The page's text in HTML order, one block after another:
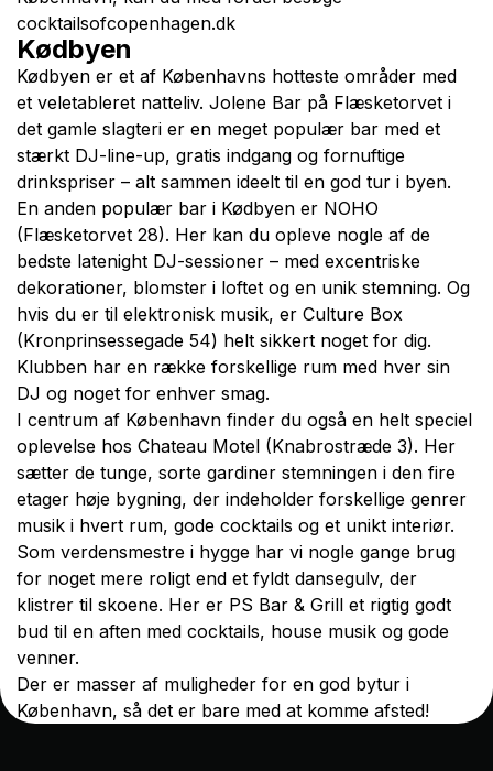
cocktailsofcopenhagen.dk
Kødbyen
Kødbyen er et af Københavns hotteste områder med
et veletableret natteliv. Jolene Bar på Flæsketorvet i
det gamle slagteri er en meget populær bar med et
stærkt DJ-line-up, gratis indgang og fornuftige
drinkspriser – alt sammen ideelt til en god tur i byen.
En anden populær bar i Kødbyen er NOHO
(Flæsketorvet 28). Her kan du opleve nogle af de
bedste latenight DJ-sessioner – med excentriske
dekorationer, blomster i loftet og en unik stemning. Og
hvis du er til elektronisk musik, er Culture Box
(Kronprinsessegade 54) helt sikkert noget for dig.
Klubben har en række forskellige rum med hver sin
DJ og noget for enhver smag.
I centrum af København finder du også en helt speciel
oplevelse hos Chateau Motel (Knabrostræde 3). Her
sætter de tunge, sorte gardiner stemningen i den fire
etager høje bygning, der indeholder forskellige genrer
musik i hvert rum, gode cocktails og et unikt interiør.
Som verdensmestre i hygge har vi nogle gange brug
for noget mere roligt end et fyldt dansegulv, der
klistrer til skoene. Her er PS Bar & Grill et rigtig godt
bud til en aften med cocktails, house musik og gode
venner.
Der er masser af muligheder for en god bytur i
København, så det er bare med at komme afsted!
© BASECAMP STUDENT
Start din rejse i
dag.
MIT BASECAMP
Min Konto
Book Nu
RESSOURCER
Hjælp
Blog
Kontakt